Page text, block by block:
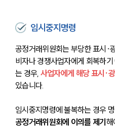
임시중지명령
공정거래위원회는 부당한 표시·
비자나 경쟁사업자에게 회복하
는 경우, 사업자에게 해당 표시·
있습니다.
임시중지명령에 불복하는 경우
공정거래위원회에 이의를 제기 해